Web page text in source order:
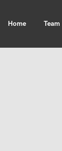
Home Team